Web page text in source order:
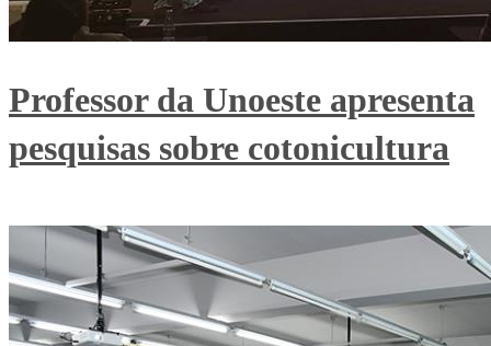
Professor da Unoeste apresenta
pesquisas sobre cotonicultura